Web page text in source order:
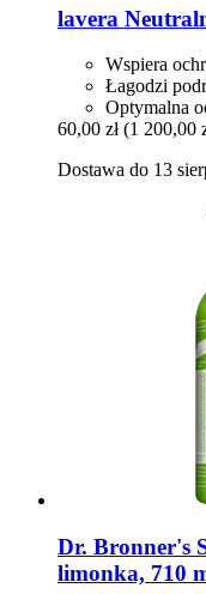
lavera
Wspiera
Łagodzi
Optymalna
60,00 zł (1 200,00
Dostawa do 13
Dr. Bronner's
limonka, 710